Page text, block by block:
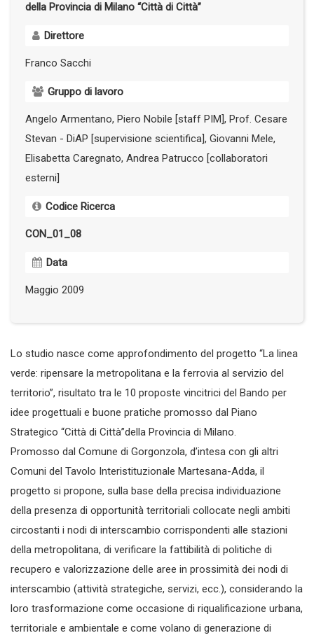
della Provincia di Milano “Città di Città”
Direttore
Franco Sacchi
Gruppo di lavoro
Angelo Armentano, Piero Nobile [staff PIM], Prof. Cesare
Stevan - DiAP [supervisione scientifica], Giovanni Mele,
Elisabetta Caregnato, Andrea Patrucco [collaboratori
esterni]
Codice Ricerca
CON_01_08
Data
Maggio 2009
Lo studio nasce come approfondimento del progetto “La linea
verde: ripensare la metropolitana e la ferrovia al servizio del
territorio”, risultato tra le 10 proposte vincitrici del Bando per
idee progettuali e buone pratiche promosso dal Piano
Strategico “Città di Città”della Provincia di Milano.
Promosso dal Comune di Gorgonzola, d’intesa con gli altri
Comuni del Tavolo Interistituzionale Martesana-Adda, il
progetto si propone, sulla base della precisa individuazione
della presenza di opportunità territoriali collocate negli ambiti
circostanti i nodi di interscambio corrispondenti alle stazioni
della metropolitana, di verificare la fattibilità di politiche di
recupero e valorizzazione delle aree in prossimità dei nodi di
interscambio (attività strategiche, servizi, ecc.), considerando la
loro trasformazione come occasione di riqualificazione urbana,
territoriale e ambientale e come volano di generazione di